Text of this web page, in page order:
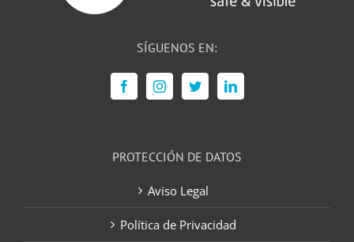
SÍGUENOS EN:
PROTECCIÓN DE DATOS
Aviso Legal
Política de Privacidad